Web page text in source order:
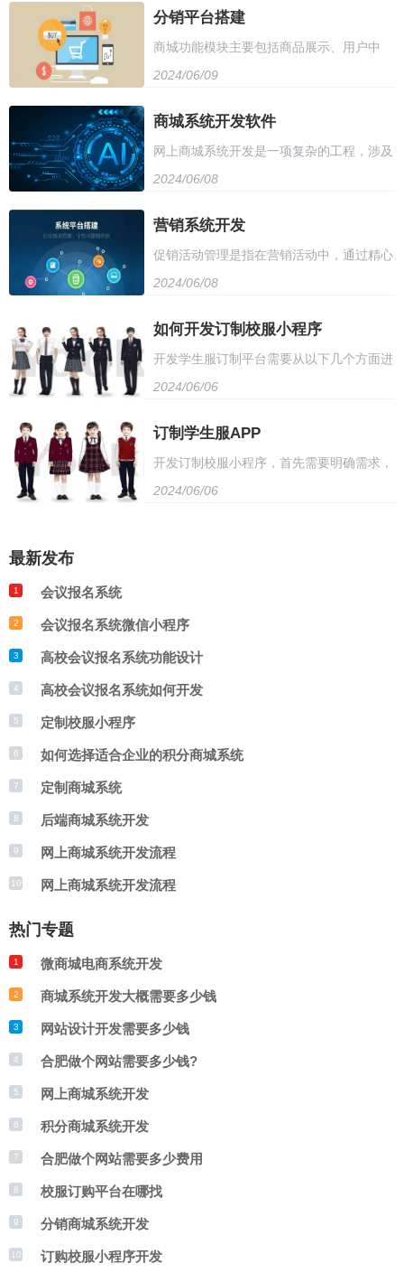
据学生喜好和学校规定定制。用户只需在线
下单，即可享受快速定制服务，定制周期
择，确保舒适度和耐久性。校服定制平台致
力于打造学生专属的时尚风格，让每个学生
分销平台搭建
商城功能模块主要包括商品展示、用户中
心、购物车、结账、评价等功能。商品展示
可按照类别或关键字进行展示，方便用户浏
览；用户中心提供注册、登录、个人信息管
纳多个商品，方便用户一次性结算；结账模
块提供多种支付方式，满足用户多样化需
评价，提升商城服务质量。
2024/06/09
商城系统开发软件
网上商城系统开发是一项复杂的工程，涉及
前端用户界面设计、后端数据库设计、安全
防护等多方面。系统需要包括商品展示、购
物车管理、订单处理、支付等功能模块。开
安全等多方面的技能，同时需要与设计师、
运营人员等多方协作，确保系统的稳定性和
扩展性和可维护性，以满足不断变化的市场
2024/06/08
营销系统开发
促销活动管理是指在营销活动中，通过精心
策划、组织和实施，以达到增加销售、扩大
品牌影响力和提高客户满意度的目标。首
先，要明确活动目标，制定详细的活动计
要选择合适的促销渠道和方式，如线上或线
下、广告或促销活动等。同时，要关注活动
度。
2024/06/08
如何开发订制校服小程序
开发学生服订制平台需要从以下几个方面进
行：首先，确定平台功能和设计，包括用户
注册、产品展示、在线订购、支付等功能；
其次，选择合适的开发技术，如前端框架、
保持沟通，了解他们的需求和反馈，不断改
进和优化平台。
2024/06/06
订制学生服APP
开发订制校服小程序，首先需要明确需求，
包括款式、颜色、尺码等。然后，设计小程
2024/06/06
最新发布
1 会议报名系统
2 会议报名系统微信小程序
3 高校会议报名系统功能设计
4 高校会议报名系统如何开发
5 定制校服小程序
6 如何选择适合企业的积分商城系统
7 定制商城系统
8 后端商城系统开发
9 网上商城系统开发流程
10 网上商城系统开发流程
热门专题
1 微商城电商系统开发
2 商城系统开发大概需要多少钱
3 网站设计开发需要多少钱
4 合肥做个网站需要多少钱?
5 网上商城系统开发
6 积分商城系统开发
7 合肥做个网站需要多少费用
8 校服订购平台在哪找
9 分销商城系统开发
10 订购校服小程序开发